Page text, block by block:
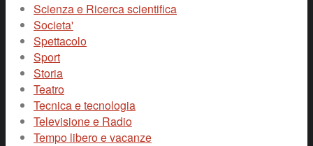
Scienza e Ricerca scientifica
Societa'
Spettacolo
Sport
Storia
Teatro
Tecnica e tecnologia
Televisione e Radio
Tempo libero e vacanze